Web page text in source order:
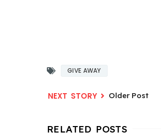
GIVE AWAY
Older Post